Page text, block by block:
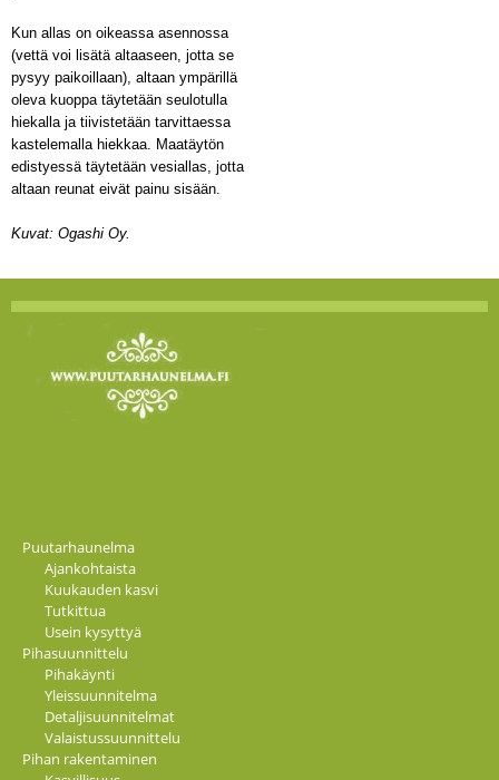
Kun allas on oikeassa asennossa
(vettä voi lisätä altaaseen, jotta se
pysyy paikoillaan), altaan ympärillä
oleva kuoppa täytetään seulotulla
hiekalla ja tiivistetään tarvittaessa
kastelemalla hiekkaa. Maatäytön
edistyessä täytetään vesiallas, jotta
altaan reunat eivät painu sisään.
Kuvat: Ogashi Oy.
Puutarhaunelma
Ajankohtaista
Kuukauden kasvi
Tutkittua
Usein kysyttyä
Pihasuunnittelu
Pihakäynti
Yleissuunnitelma
Detaljisuunnitelmat
Valaistussuunnittelu
Pihan rakentaminen